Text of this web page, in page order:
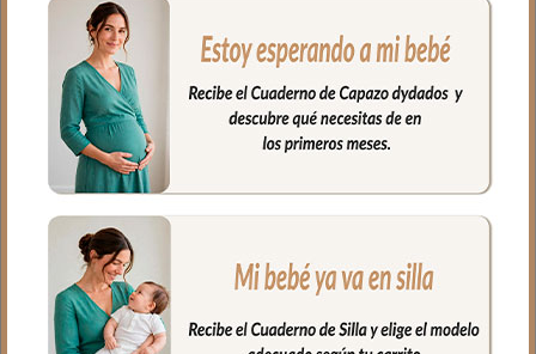
mayor confort del bebé y muy buena
transpirabilidad. Por el revés un tejido
rejilla 3D para una mejor ventilación.
Ojales en respaldo y culete para la salida
de arneses. Traseras ajustadas con goma
en la parte superior y en la inferior para
La tapa del saco en tejido polipiel
bordada; una polipiel sintética muy suave
y agradable.
El relleno de la tapa es de micro fibra